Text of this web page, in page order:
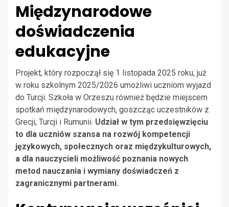
Międzynarodowe
doświadczenia
edukacyjne
Projekt, który rozpoczął się 1 listopada 2025 roku, już
w roku szkolnym 2025/2026 umożliwi uczniom wyjazd
do Turcji. Szkoła w Orzeszu również będzie miejscem
spotkań międzynarodowych, goszcząc uczestników z
Grecji, Turcji i Rumunii. Udział w tym przedsięwzięciu
to dla uczniów szansa na rozwój kompetencji
językowych, społecznych oraz międzykulturowych,
a dla nauczycieli możliwość poznania nowych
metod nauczania i wymiany doświadczeń z
zagranicznymi partnerami.